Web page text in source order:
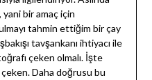
bir amaç için
tahmin ettiğim bir çay
tavşankanı ihtiyacı ile
çeken olmalı. İşte
çeken. Daha doğrusu bu